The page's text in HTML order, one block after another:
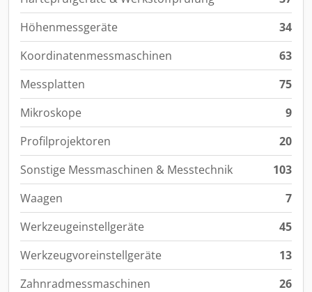
Höhenmessgeräte
34
Koordinatenmessmaschinen
63
Messplatten
75
Mikroskope
9
Profilprojektoren
20
Sonstige Messmaschinen & Messtechnik
103
Waagen
7
Werkzeugeinstellgeräte
45
Werkzeugvoreinstellgeräte
13
Zahnradmessmaschinen
26